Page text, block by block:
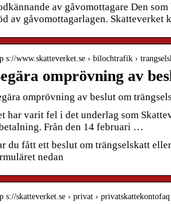
av gåvomottagare Den
av gåvomottagarlagen. Skatteverket
s://www.skatteverket.se › bilochtrafik ›
omprövning av
omprövning av beslut om
har varit fel i det underlag som
Från den 14 februari …
du fått ett beslut om trängselskatt
nedan
s://skatteverket.se › privat › privatskattekontofaq